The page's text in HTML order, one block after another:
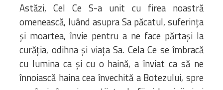
Astăzi, Cel Ce S-a unit cu firea noastră
omenească, luând asupra Sa păcatul, suferința
și moartea, învie pentru a ne face părtași la
curăția, odihna și viața Sa. Cela Ce se îmbracă
cu lumina ca și cu o haină, a înviat ca să ne
înnoiască haina cea învechită a Botezului, spre